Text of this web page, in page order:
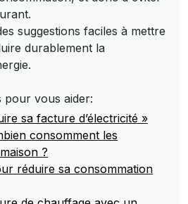
suggestions faciles à mettre
durablement la
pour vous aider:
sa facture d’électricité »
consomment les
?
réduire sa consommation